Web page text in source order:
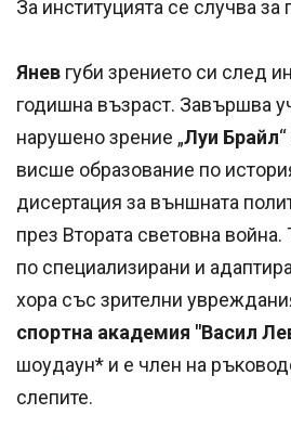
За институцията се случва за
Янев губи зрението си след
годишна възраст. Завършва
нарушено зрение „Луи Брайл
висше образование по
дисертация за външната
през Втората световна
по специализирани и
хора със зрителни
спортна академия "Васил
шоудаун* и е член на
слепите.